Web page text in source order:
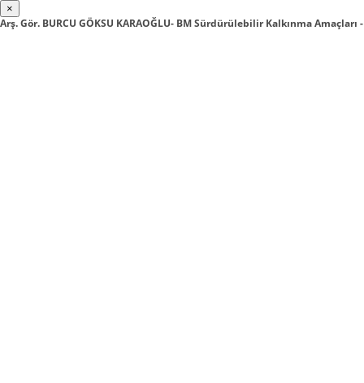
×
Arş. Gör. BURCU GÖKSU KARAOĞLU- BM Sürdürülebilir Kalkınma Amaçları -